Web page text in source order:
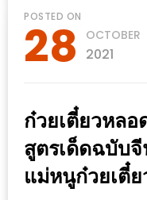
ความ
เป็น
ตัว
เล่น
กัน
ฐานะ
อะไร
…
POSTED ON
28 OCTOBER
2021
ก๋วยเตี๋ยวหลอ
สูตรเด็ดฉบับ
แม่หนูก๋วยเตี๋